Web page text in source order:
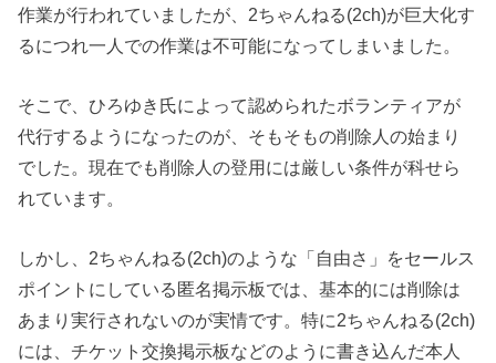
作業が行われていましたが、2ちゃんねる(2ch)が巨大化す
るにつれ一人での作業は不可能になってしまいました。
そこで、ひろゆき氏によって認められたボランティアが
代行するようになったのが、そもそもの削除人の始まり
でした。現在でも削除人の登用には厳しい条件が科せら
れています。
しかし、2ちゃんねる(2ch)のような「自由さ」をセールス
ポイントにしている匿名掲示板では、基本的には削除は
あまり実行されないのが実情です。特に2ちゃんねる(2ch)
には、チケット交換掲示板などのように書き込んだ本人